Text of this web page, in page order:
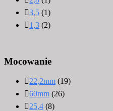
3,5 (1)
1,3 (2)
Mocowanie
22,2mm (19)
60mm (26)
25,4 (8)